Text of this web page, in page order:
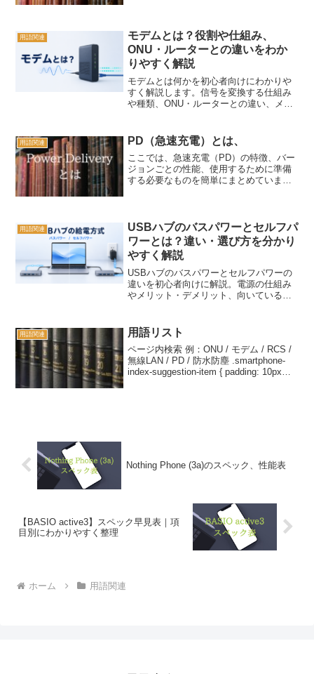
こと。細かくは、...
用語関連
モデムとは？役割や仕組み、
ONU・ルーターとの違いをわか
りやすく解説
モデムとは何かを初心者向けにわかりや
すく解説します。信号を変換する仕組み
や種類、ONU・ルーターとの違い、メリ
用語関連 PD（急速充電）とは、
ここでは、急速充電（PD）の特徴、バー
ジョンごとの性能、使用するために準備
する必要なものを簡単にまとめていま
用語関連
USBハブのバスパワーとセルフパ
ワーとは？違い・選び方を分かり
やすく解説
USBハブのバスパワーとセルフパワーの
違いを初心者向けに解説。電源の仕組み
やメリット・デメリット、向いている機
用語関連 用語リスト
ページ内検索 例：ONU / モデム / RCS /
無線LAN / PD / 防水防塵 .smartphone-
index-suggestion-item { padding: 10px
Nothing Phone (3a)のスペック、性能表
【BASIO active3】スペック早見表｜項
目別にわかりやすく整理
ホーム 用語関連